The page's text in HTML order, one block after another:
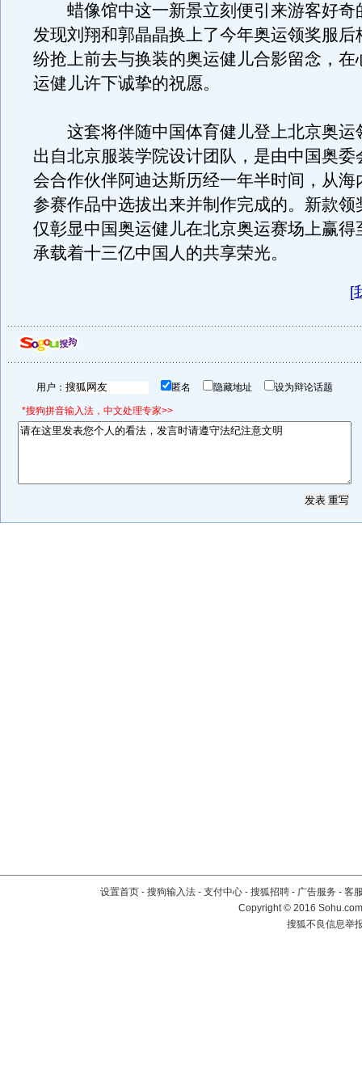
蜡像馆中这一新景立刻便引来游客好奇
发现刘翔和郭晶晶换上了今年奥运领奖服后
纷抢上前去与换装的奥运健儿合影留念，在
运健儿许下诚挚的祝愿。
这套将伴随中国体育健儿登上北京奥运
出自北京服装学院设计团队，是由中国奥委
会合作伙伴阿迪达斯历经一年半时间，从海
参赛作品中选拔出来并制作完成的。新款领
仅彰显中国奥运健儿在北京奥运赛场上赢得
承载着十三亿中国人的共享荣光。
[
用户： 匿名 隐藏地址 设为辩论话题
*搜狗拼音输入法，中文处理专家>>
设置首页 - 搜狗输入法 - 支付中心 - 搜狐招聘 - 广告服务 - 客
Copyright©2016
搜狐不良信息举